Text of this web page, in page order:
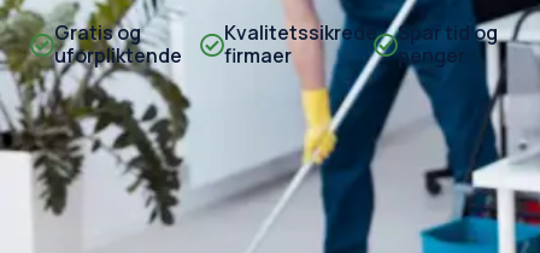
Gratis og
uforpliktende
Kvalitetssikrede
firmaer
Spar tid og
penger